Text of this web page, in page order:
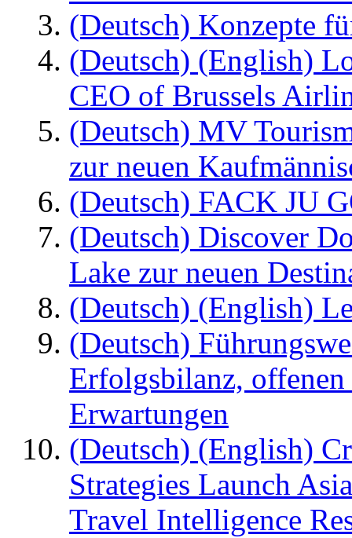
(Deutsch) Konzepte
(Deutsch) (English)
CEO of Brussels
(Deutsch) MV
zur neuen
(Deutsch) FACK JU
(Deutsch) Discover
Lake zur neuen
(Deutsch) (English)
(Deutsch)
Erfolgsbilanz,
Erwartungen
(Deutsch) (English)
Strategies Launch
Travel Intelligence